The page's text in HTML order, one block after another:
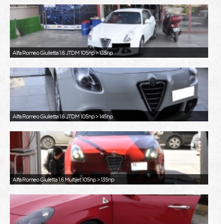
Alfa Romeo Giulietta 1.6 JTDM 105hp > 135hp
Alfa Romeo Giulietta 1.6 JTDM 105hp > 145hp
Alfa Romeo Giuletta 1.6 Multijet 105hp > 135hp